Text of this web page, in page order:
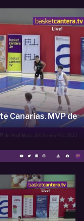
Canarias. MVP de